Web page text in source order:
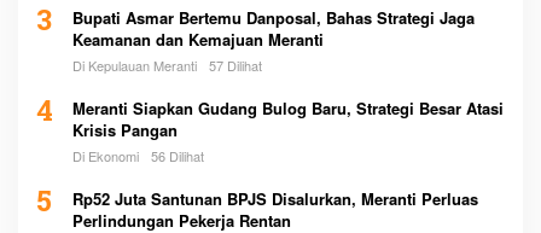
3
Bupati Asmar Bertemu Danposal, Bahas Strategi Jaga
Keamanan dan Kemajuan Meranti
Di Kepulauan Meranti 57 Dilihat
4
Meranti Siapkan Gudang Bulog Baru, Strategi Besar Atasi
Krisis Pangan
Di Ekonomi 56 Dilihat
5
Rp52 Juta Santunan BPJS Disalurkan, Meranti Perluas
Perlindungan Pekerja Rentan